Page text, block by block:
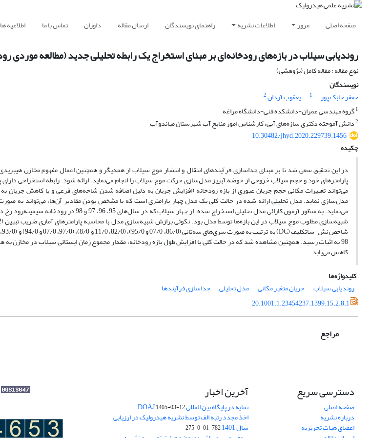
صفحه اصلی مرور اطلاعات نشریه راهنمای نویسندگان ارسال مقاله داوران تماس با ما اطلاعیه
روندیابی سیلاب در بازه‌های رودخانه‌ای‌ بر مبنای استخراج یک رابطه تحلیلی جدید (مطالعه موردی
نوع مقاله : مقاله کامل (پژوهشی)
نویسندگان
جعفر چابک پور
1 یعقوب آژدان2
1گروه مهندسی عمران-دانشکده فنی-دانشگاه مراغه
2دانش آموخته دکتری سازه‌های آبی، کارشناس امور منابع آب شهرستان میاندوآب
10.30482/jhyd.2020.229739.1456
چکیده
در این تحقیق سعی شد تا بر مبنای جداسازی فرآیند‌های انتقال و انتشار موج سیلاب از همدیگر و همچنین اعمال مفهوم مخازن
پارامتر‌های خود و حجم سیلاب خروجی از حوضه آبریز مدل‌سازی حرکت موج سیلاب را انجام می‌نماید، ارائه شود. رابطه استخراجی دارای
می‌تواند تغییرات مکانی حجم جریان عبوری از بازه رودخانه (افزایش جریان به دلیل اضافه شدن شاخه‌های فرعی و یا کاهش جریان به
مدل‌سازی نماید. مدل تحلیلی ارائه شده در حالت کلی یک مدل چهار پارامتری است که با مشخص بودن مقادیر آن‌ها، می‌تواند به
می‌نماید. به منظور آزمون کارائی مدل تحلیلی استخراج شده، از چهار
کاهش می‌یابد.
کلیدواژه‌ها
روندیابی سیلاب
جریان متغیر مکانی مدل تحلیلی
جداسازی فرآیندها
20.1001.1.23454237.1399.15.2.8.1
مراجع
دسترسی سریع
صفحه اصلی
درباره نشریه
اعضای هیات تحریریه
آخرین اخبار
نمایه در پایگاه بین المللی DOAJ1405-03-12
اخذ مجدد رتبه الف توسط نشریه هیدرولیک در ارزیابی
سال 1401 782-01-0-275